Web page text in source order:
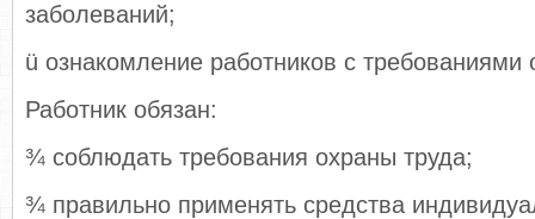
заболеваний;
ü ознакомление работников с требованиями
Работник обязан:
¾ соблюдать требования охраны труда;
¾ правильно применять средства